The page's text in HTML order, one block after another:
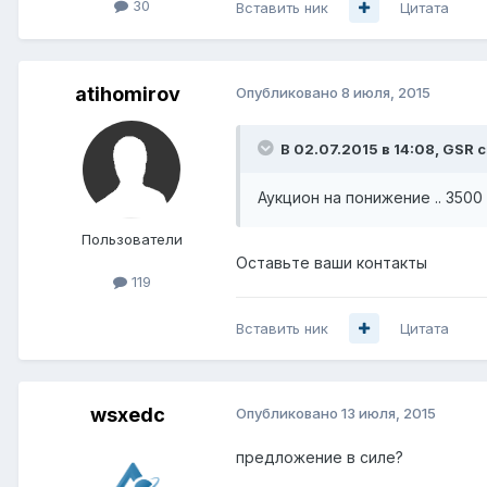
30 Вставить ник Цитата
atihomirov
Пользователи
119
Опубликовано 8 июля, 2015
В 02.07.2015 в 14:08, GSR
Аукцион на понижение .. 3500
Оставьте ваши контакты
Вставить ник Цитата
wsxedc Опубликовано 13 июля, 2015
предложение в силе?